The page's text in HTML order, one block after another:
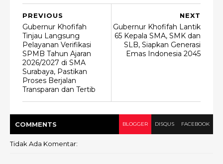
NEXT
Gubernur Khofifah Lantik
65 Kepala SMA, SMK dan
SLB, Siapkan Generasi
Emas Indonesia 2045
PREVIOUS
Gubernur Khofifah
Tinjau Langsung
Pelayanan Verifikasi
SPMB Tahun Ajaran
2026/2027 di SMA
Surabaya, Pastikan
Proses Berjalan
Transparan dan Tertib
COMMENTS BLOGGER DISQUS FACEBOOK
Tidak Ada Komentar: